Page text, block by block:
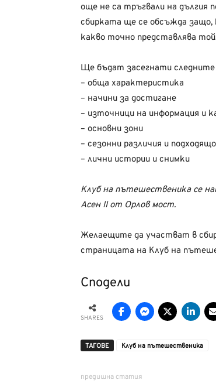
още не са тръгвали на дългия
сбирката ще се обсъжда защо,
какво точно представлява
Ще бъдат засегнати
– обща характеристика
– начини за достигане
– източници на информация и
– основни зони
– сезонни различия и
– лични истории и снимки
Клуб на пътешественика се
Асен II от Орлов мост.
Желаещите да участват в
страницата на Клуб на
Сподели
SHARES
ТАГОВЕ Клуб на пътешественика
предишна статия